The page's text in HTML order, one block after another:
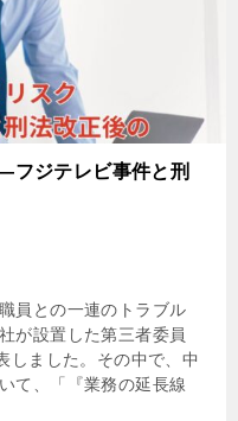
フジテレビ事件と刑
員との一連のトラブル
が設置した第三者委員
しました。その中で、中
て、「『業務の延長線